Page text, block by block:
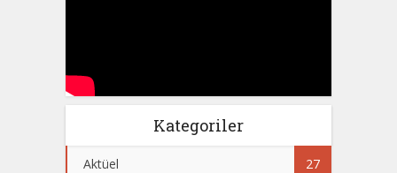
Kategoriler
Aktüel 27